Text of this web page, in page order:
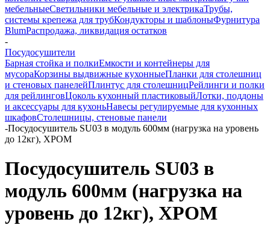
мебельныеСветильники мебельные и электрикаТрубы,
системы крепежа для трубКондукторы и шаблоныФурнитура
BlumРаспродажа, ликвидация остатков
-
Посудосушители
Барная стойка и полкиЕмкости и контейнеры для
мусораКорзины выдвижные кухонныеПланки для столешниц
и стеновых панелейПлинтус для столешницРейлинги и полки
для рейлинговЦоколь кухонный пластиковыйЛотки, поддоны
и аксессуары для кухоньНавесы регулируемые для кухонных
шкафовСтолешницы, стеновые панели
-Посудосушитель SU03 в модуль 600мм (нагрузка на уровень
до 12кг), ХРОМ
Посудосушитель SU03 в
модуль 600мм (нагрузка на
уровень до 12кг), ХРОМ